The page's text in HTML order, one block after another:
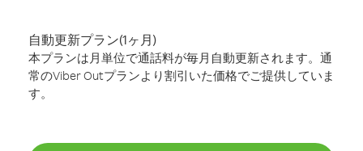
自動更新プラン(1ヶ月)
本プランは月単位で通話料が毎月自動更新されます。通
常のViber Outプランより割引いた価格でご提供していま
す。